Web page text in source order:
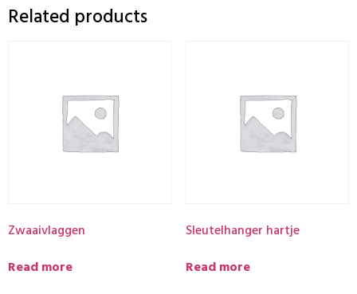
Related products
Zwaaivlaggen
Read more
Sleutelhanger hartje
Read more